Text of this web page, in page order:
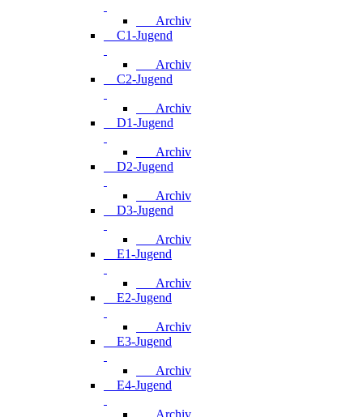
Archiv
C1-Jugend
Archiv
C2-Jugend
Archiv
D1-Jugend
Archiv
D2-Jugend
Archiv
D3-Jugend
Archiv
E1-Jugend
Archiv
E2-Jugend
Archiv
E3-Jugend
Archiv
E4-Jugend